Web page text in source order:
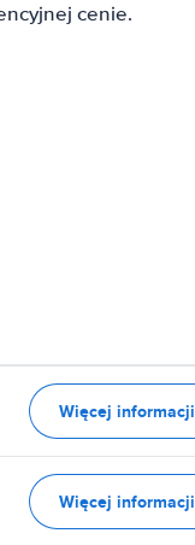
cenie.
Więcej informacji
Więcej informacji